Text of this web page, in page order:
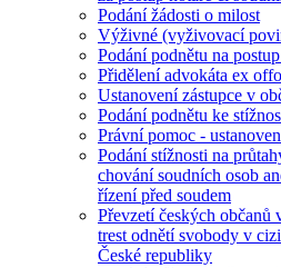
Podání žádosti o milost
Výživné (vyživovací
Podání podnětu na
Přidělení advokáta ex
Ustanovení zástupce v
Podání podnětu ke
Právní pomoc -
Podání stížnosti na
chování soudních osob
řízení před soudem
Převzetí českých
trest odnětí svobody v
České republiky